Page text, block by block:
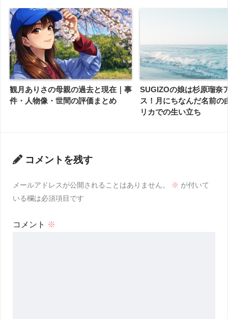
観月ありさの母親の過去と現在｜事
件・人物像・世間の評価まとめ
SUGIZOの娘は杉原瑠奈
ス！月にちなんだ名前の
リカでの生い立ち
コメントを残す
メールアドレスが公開されることはありません。 ※ が付いて
いる欄は必須項目です
コメント ※